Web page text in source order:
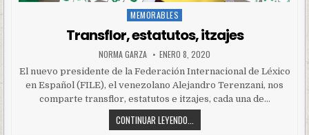
Posted
MEMORABLES
Transflor, estatutos, itzajes
NORMA GARZA ENERO 8, 2020
El nuevo presidente de la Federación Internacional de Léxico
en Español (FILE), el venezolano Alejandro Terenzani, nos
comparte transflor, estatutos e itzajes, cada una de…
CONTINUAR LEYENDO...